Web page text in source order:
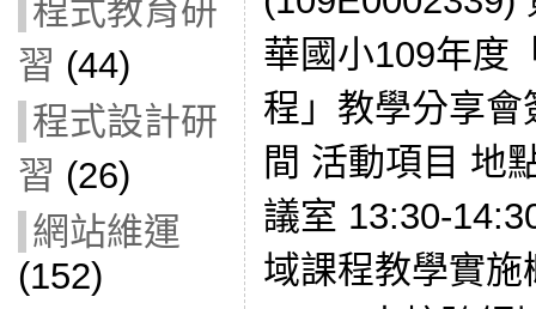
程式教育研
習 (44)
程式設計研
習 (26)
網站維運
(152)
華國小109年度
程」教學分享
間 活動項目 地
議室 13:30-
域課程教學實